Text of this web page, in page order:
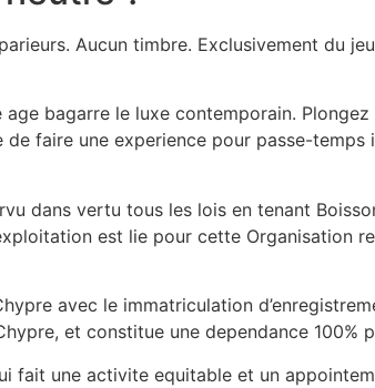
Aucun timbre. Exclusivement du
bagarre le luxe contemporain.
faire une experience pour passe-
dans vertu tous les lois en tenant
est lie pour cette Organisation
avec le immatriculation
et constitue une dependance 100%
fait une activite equitable et un